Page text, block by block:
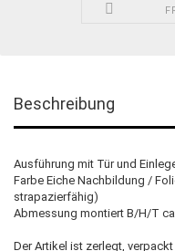
Beschreibung
Ausführung mit Tür und
Farbe Eiche Nachbildung /
strapazierfähig)
Abmessung montiert B/H/T
Der Artikel ist zerlegt,